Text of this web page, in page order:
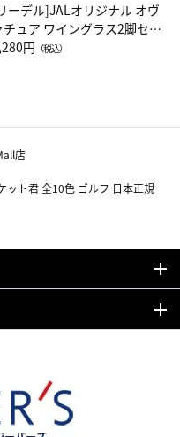
ーデル]JALオリジナル オヴ
チュア ワイングラス2脚セッ
レッドワイン）
円 （税込）
店
ット君 全10色 ゴルフ 日本正規